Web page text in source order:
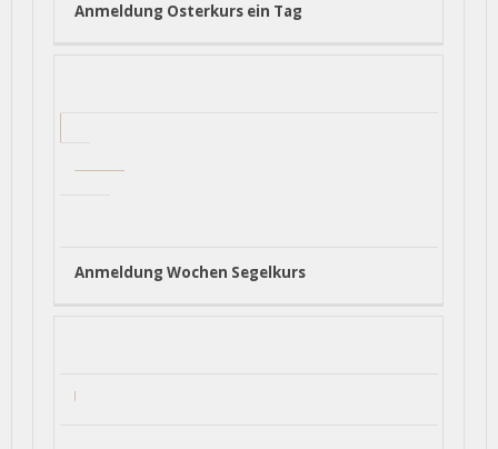
Anmeldung Osterkurs ein Tag
Anmeldung Wochen Segelkurs